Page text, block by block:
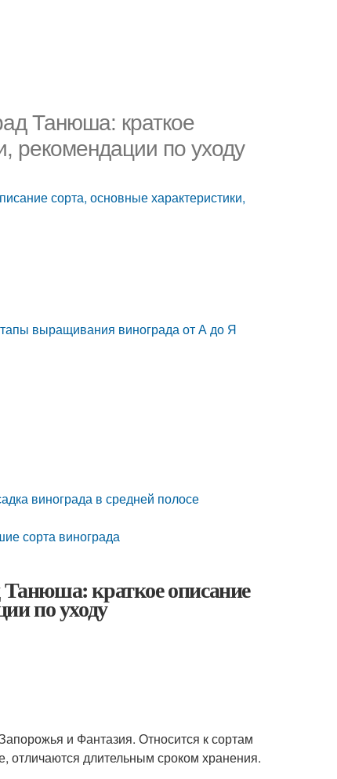
Танюша: краткое
рекомендации по уходу
сорта, основные характеристики,
выращивания винограда от А до Я
винограда в средней полосе
сорта винограда
краткое описание
по уходу
и Фантазия. Относится к сортам
отличаются длительным сроком хранения.